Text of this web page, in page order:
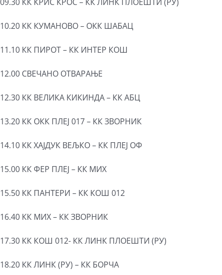
09.30 КК КРИС КРОС – КК ЛИНК ПЛОЕШТИ (РУ)
10.20 КК КУМАНОВО – ОКК ШАБАЦ
11.10 КК ПИРОТ – КК ИНТЕР КОШ
12.00 СВЕЧАНО ОТВАРАЊЕ
12.30 КК ВЕЛИКА КИКИНДА – КК АБЦ
13.20 КК ОКК ПЛЕЈ 017 – КК ЗВОРНИК
14.10 КК ХАЈДУК ВЕЉКО – КК ПЛЕЈ ОФ
15.00 КК ФЕР ПЛЕЈ – КК МИX
15.50 КК ПАНТЕРИ – КК КОШ 012
16.40 КК МИX – КК ЗВОРНИК
17.30 КК КОШ 012- КК ЛИНК ПЛОЕШТИ (РУ)
18.20 КК ЛИНК (РУ) – КК БОРЧА